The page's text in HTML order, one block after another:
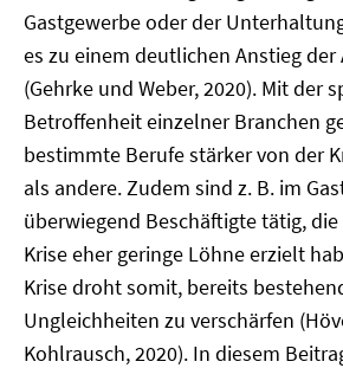
Gastgewerbe oder der
es zu einem deutlichen Anstieg
(Gehrke und Weber, 2020). Mit der
Betroffenheit einzelner Branchen
bestimmte Berufe stärker von der
als andere. Zudem sind z. B. im
überwiegend Beschäftigte tätig,
Krise eher geringe Löhne erzielt
Krise droht somit, bereits
Ungleichheiten zu verschärfen
Kohlrausch, 2020). In diesem